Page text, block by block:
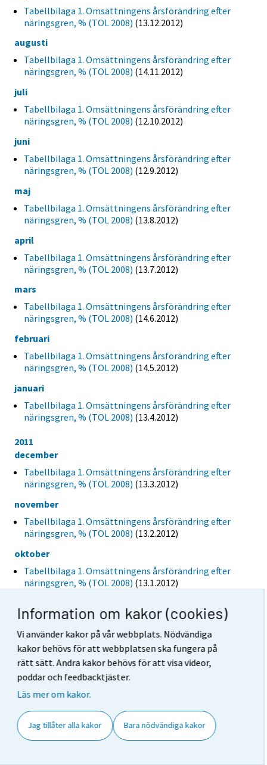
Information om kakor (cookies)
Vi använder kakor på vår webbplats. Nödvändiga
kakor behövs för att webbplatsen ska fungera på
rätt sätt. Andra kakor behövs för att visa videor,
poddar och feedbacktjäster.
Läs mer om kakor.
Jag tillåter alla kakor Bara nödvändiga kakor
Tabellbilaga 1. Omsättningens årsförändring efter
näringsgren, % (TOL 2008) (13.12.2012)
augusti
Tabellbilaga 1. Omsättningens årsförändring efter
näringsgren, % (TOL 2008) (14.11.2012)
juli
Tabellbilaga 1. Omsättningens årsförändring efter
näringsgren, % (TOL 2008) (12.10.2012)
juni
Tabellbilaga 1. Omsättningens årsförändring efter
näringsgren, % (TOL 2008) (12.9.2012)
maj
Tabellbilaga 1. Omsättningens årsförändring efter
näringsgren, % (TOL 2008) (13.8.2012)
april
Tabellbilaga 1. Omsättningens årsförändring efter
näringsgren, % (TOL 2008) (13.7.2012)
mars
Tabellbilaga 1. Omsättningens årsförändring efter
näringsgren, % (TOL 2008) (14.6.2012)
februari
Tabellbilaga 1. Omsättningens årsförändring efter
näringsgren, % (TOL 2008) (14.5.2012)
januari
Tabellbilaga 1. Omsättningens årsförändring efter
näringsgren, % (TOL 2008) (13.4.2012)
2011
december
Tabellbilaga 1. Omsättningens årsförändring efter
näringsgren, % (TOL 2008) (13.3.2012)
november
Tabellbilaga 1. Omsättningens årsförändring efter
näringsgren, % (TOL 2008) (13.2.2012)
oktober
Tabellbilaga 1. Omsättningens årsförändring efter
näringsgren, % (TOL 2008) (13.1.2012)
Tabellbilaga 1. Omsättningens årsförändring efter
näringsgren, % (TOL 2008)(14.12.2011)
augusti
Tabellbilaga 1. Omsättningens årsförändring efter
näringsgren, % (TOL 2008)
juli
Tabellbilaga 1. Omsättningens årsförändring efter
näringsgren, % (TOL 2008)(14.10.2011)